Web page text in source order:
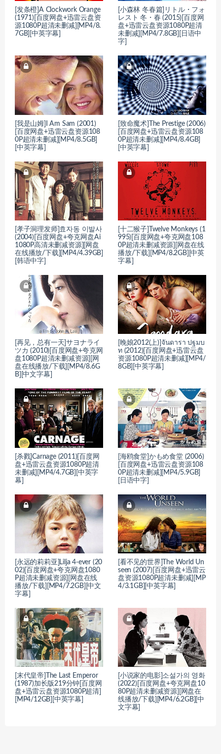
[发条橙]A Clockwork Orange
(1971)[百度网盘+迅雷云盘资
源1080P超清未删减][MP4/8.
7GB][中英字幕]
[小森林 冬春篇]リトル・フォ
レスト 冬・春 (2015)[百度网
盘+迅雷云盘资源1080P超清
未删减][MP4/7.8GB][日语中
字]
[我是山姆]I Am Sam (2001)
[百度网盘+迅雷云盘资源108
0P超清未删减][MP4/8.5GB]
[中英字幕]
[致命魔术]The Prestige (2006)
[百度网盘+迅雷云盘资源108
0P超清未删减][MP4/8.4GB]
[中英字幕]
[孝子洞理发师]효자동 이발사
(2004)[百度网盘+夸克网盘Ai
1080P高清未删减资源][网盘
在线播放/下载][MP4/4.39GB]
[韩语中字]
[十二猴子]Twelve Monkeys (1
995)[百度网盘+夸克网盘108
0P超清未删减资源][网盘在线
播放/下载][MP4/8.2GB][中英
字幕]
[再见，总有一天]サヨナライ
ツカ (2010)[百度网盘+夸克网
盘1080P超清未删减资源][网
盘在线播放/下载][MP4/8.6G
B][中文字幕]
[晚娘2012(上)]จันดารา ปฐมบ
ท (2012)[百度网盘+迅雷云盘
资源1080P超清未删减][MP4/
8GB][中英字幕]
[杀戮]Carnage (2011)[百度网
盘+迅雷云盘资源1080P超清
未删减][MP4/4.7GB][中英字
幕]
[海鸥食堂]かもめ食堂 (2006)
[百度网盘+迅雷云盘资源108
0P超清未删减][MP4/5.9GB]
[日语中字]
[永远的莉莉亚]Lilja 4-ever (20
02)[百度网盘+夸克网盘1080
P超清未删减资源][网盘在线
播放/下载][MP4/7.2GB][中文
字幕]
[看不见的世界]The World Un
seen (2007)[百度网盘+迅雷云
盘资源1080P超清未删减][MP
4/3.1GB][中英字幕]
[末代皇帝]The Last Emperor
(1987)加长版219分钟[百度网
盘+迅雷云盘资源1080P超清]
[MP4/12GB][中英字幕]
[小说家的电影]소설가의 영화
(2022)[百度网盘+夸克网盘10
80P超清未删减资源][网盘在
线播放/下载][MP4/6.2GB][中
文字幕]